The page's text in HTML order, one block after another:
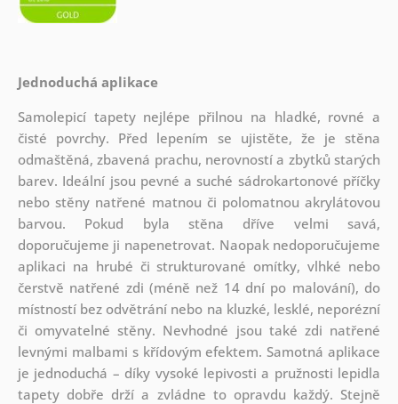
Jednoduchá aplikace
Samolepicí tapety nejlépe přilnou na hladké, rovné a
čisté povrchy. Před lepením se ujistěte, že je stěna
odmaštěná, zbavená prachu, nerovností a zbytků starých
barev. Ideální jsou pevné a suché sádrokartonové příčky
nebo stěny natřené matnou či polomatnou akrylátovou
barvou. Pokud byla stěna dříve velmi savá,
doporučujeme ji napenetrovat. Naopak nedoporučujeme
aplikaci na hrubé či strukturované omítky, vlhké nebo
čerstvě natřené zdi (méně než 14 dní po malování), do
místností bez odvětrání nebo na kluzké, lesklé, neporézní
či omyvatelné stěny. Nevhodné jsou také zdi natřené
levnými malbami s křídovým efektem. Samotná aplikace
je jednoduchá – díky vysoké lepivosti a pružnosti lepidla
tapety dobře drží a zvládne to opravdu každý. Stejně